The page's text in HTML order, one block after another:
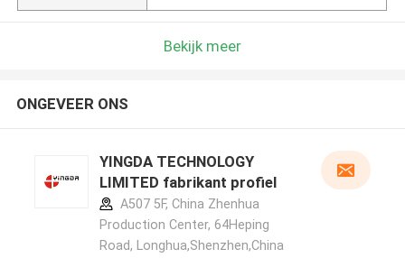
Bekijk meer
ONGEVEER ONS
YINGDA TECHNOLOGY
LIMITED fabrikant profiel
A507 5F, China Zhenhua
Production Center, 64Heping
Road, Longhua,Shenzhen,China